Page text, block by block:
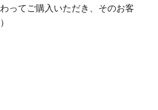
ってご購入いただき、そのお客